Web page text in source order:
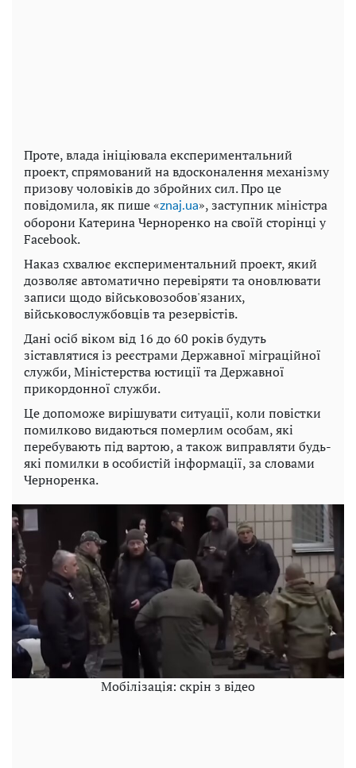
Проте, влада ініціювала експериментальний
проект, спрямований на вдосконалення механізму
призову чоловіків до збройних сил. Про це
повідомила, як пише «znaj.ua», заступник міністра
оборони Катерина Черноренко на своїй сторінці у
Facebook.
Наказ схвалює експериментальний проект, який
дозволяє автоматично перевіряти та оновлювати
записи щодо військовозобов'язаних,
військовослужбовців та резервістів.
Дані осіб віком від 16 до 60 років будуть
зіставлятися із реєстрами Державної міграційної
служби, Міністерства юстиції та Державної
прикордонної служби.
Це допоможе вирішувати ситуації, коли повістки
помилково видаються померлим особам, які
перебувають під вартою, а також виправляти будь-
які помилки в особистій інформації, за словами
Черноренка.
Мобілізація: скрін з відео